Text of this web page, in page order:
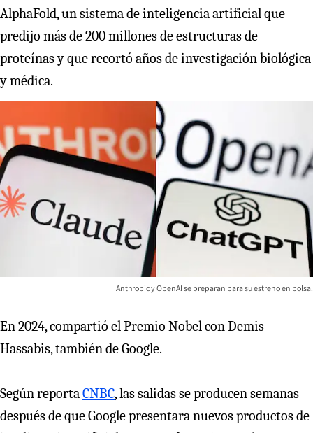
AlphaFold, un sistema de inteligencia artificial que
predijo más de 200 millones de estructuras de
proteínas y que recortó años de investigación biológica
y médica.
Anthropic y OpenAI se preparan para su estreno en bolsa.
En 2024, compartió el Premio Nobel con Demis
Hassabis, también de Google.
Según reportaCNBC, las salidas se producen semanas
después de que Google presentara nuevos productos de